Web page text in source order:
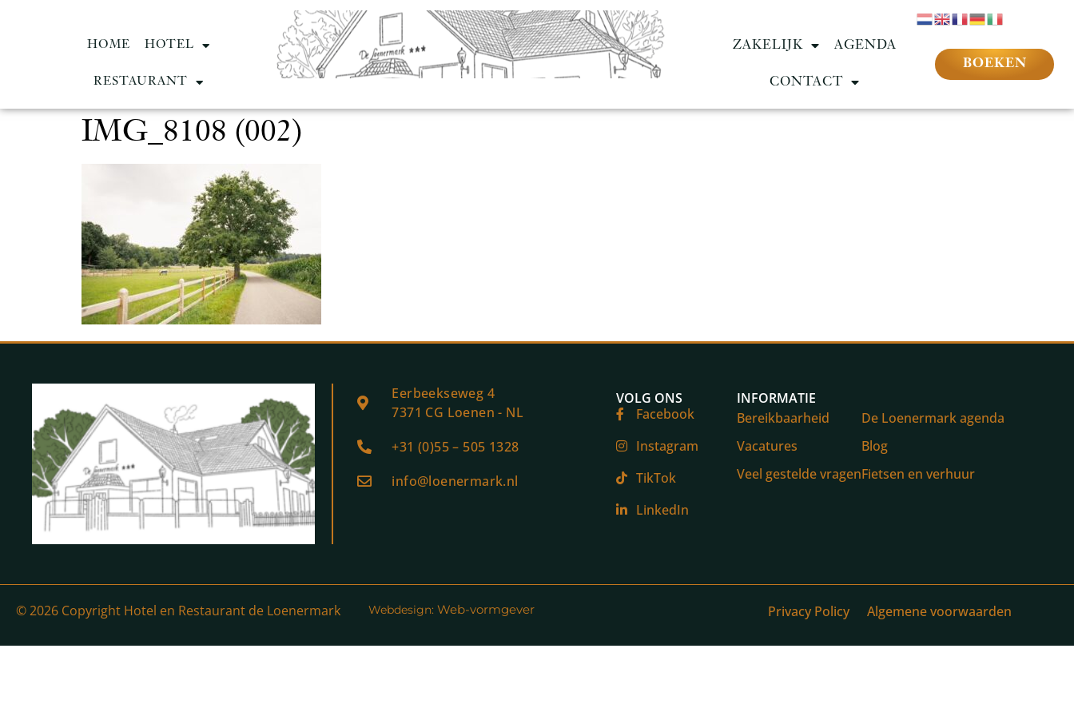
HOME HOTEL
RESTAURANT
ZAKELIJK AGENDA
CONTACT
BOEKEN
IMG_8108 (002)
Eerbeekseweg 4
7371 CG Loenen - NL
+31 (0)55 – 505 1328
info@loenermark.nl
VOLG ONS
Facebook
Instagram
TikTok
LinkedIn
INFORMATIE
Bereikbaarheid
Vacatures
Veel gestelde vragen
De Loenermark agenda
Blog
Fietsen en verhuur
© 2026 Copyright Hotel en Restaurant de Loenermark Webdesign:Web-vormgever Privacy Policy Algemene voorwaarden